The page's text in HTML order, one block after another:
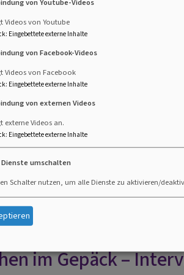
"zuhause" bedeutet. Was
Datenschutzeinstellungen
im Gepäck –
Videos von Youtube
: Eingebettete externe Inhalte
von Facebook-Videos
Videos von Facebook
: Eingebettete externe Inhalte
von externen Videos
externe Videos an.
: Eingebettete externe Inhalte
Dienste umschalten
Schalter nutzen, um alle Dienste zu aktivieren/